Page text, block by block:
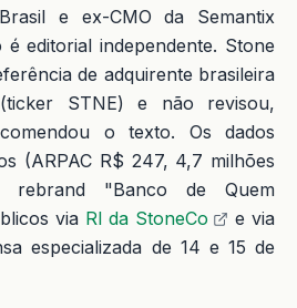
e ex-CMO da Semantix
é editorial independente. Stone
de adquirente brasileira
STNE) e não revisou,
o texto. Os dados
(ARPAC R$ 247, 4,7 milhões
rebrand "Banco de Quem
via RI da StoneCo
e via
especializada de 14 e 15 de